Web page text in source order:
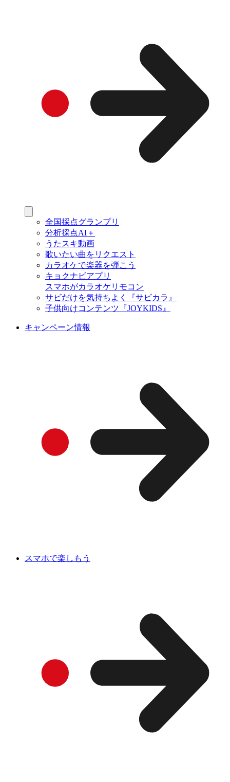
全国採点グランプリ
分析採点AI＋
うたスキ動画
歌いたい曲をリクエスト
カラオケで楽器を弾こう
キョクナビアプリ
スマホがカラオケリモコン
サビだけを気持ちよく『サビカラ』
子供向けコンテンツ『JOYKIDS』
キャンペーン情報
スマホで楽しもう